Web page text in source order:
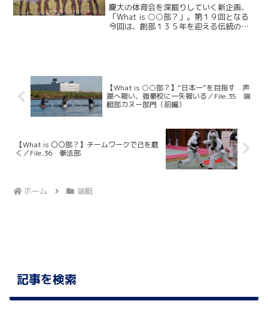
慶大の体育会を深掘りしていく新企画、
「What is ○○部？」。第１９回となる
今回は、創部１３５年を迎える伝統の端
【What is ○○部？】“日本一”を目指す 声
援へ報い、強豪校に一矢報いる／File.35 端
艇部カヌー部門（前編）
【What is 〇〇部？】チームワークで己を磨
く／File.36 拳法部
ホーム 端艇
記事を検索